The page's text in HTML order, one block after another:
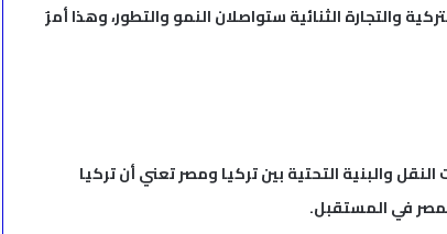
والتجارة الثنائية ستواصلان النمو والتطور، وهذا أمرٌ
والبنية التحتية بين تركيا ومصر تعني أن تركيا
لمصر في المستقبل.